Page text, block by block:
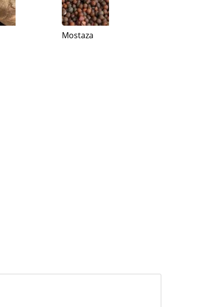
Mostaza